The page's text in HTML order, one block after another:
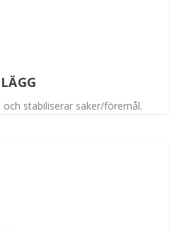
stabiliserar saker/föremål.